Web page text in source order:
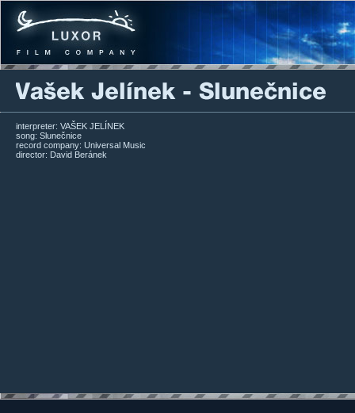
interpreter: VAŠEK JELÍNEK
song: Slunečnice
record company: Universal Music
director: David Beránek